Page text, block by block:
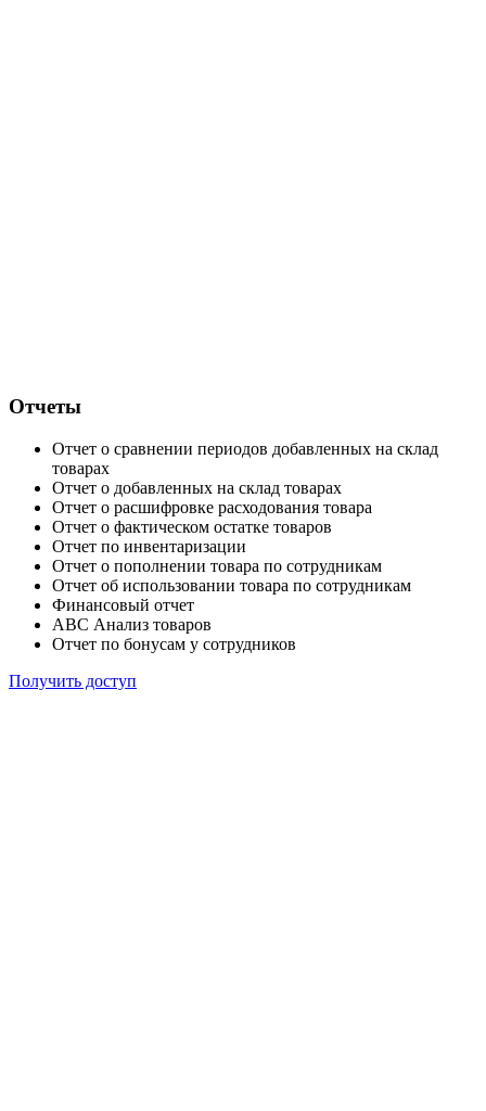
Отчеты
Отчет о сравнении периодов добавленных на склад
товарах
Отчет о добавленных на склад товарах
Отчет о расшифровке расходования товара
Отчет о фактическом остатке товаров
Отчет по инвентаризации
Отчет о пополнении товара по сотрудникам
Отчет об использовании товара по сотрудникам
Финансовый отчет
ABC Анализ товаров
Отчет по бонусам у сотрудников
Получить доступ